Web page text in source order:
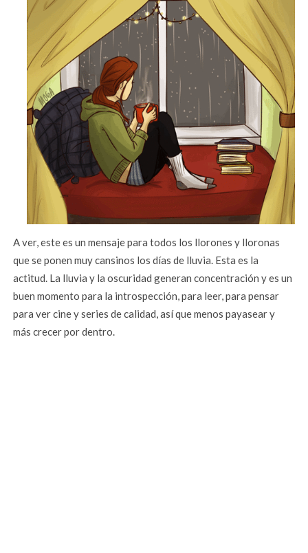
A ver, este es un mensaje para todos los llorones y lloronas
que se ponen muy cansinos los días de lluvia. Esta es la
actitud. La lluvia y la oscuridad generan concentración y es un
buen momento para la introspección, para leer, para pensar
para ver cine y series de calidad, así que menos payasear y
más crecer por dentro.